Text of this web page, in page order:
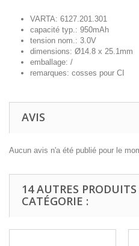
VARTA: 6127.201.301
capacité typ.: 950mAh
tension nom.: 3.0V
dimensions: Ø14.8 x 25.1mm
emballage: /
remarques: cosses pour CI
AVIS
Aucun avis n'a été publié pour le
14 AUTRES
CATÉGORIE :